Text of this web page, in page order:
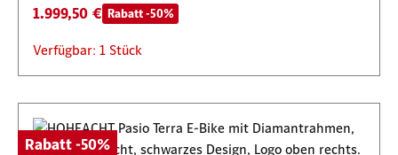
1.999,50 € Rabatt -50%
Verfügbar: 1 Stück
Rabatt -50%